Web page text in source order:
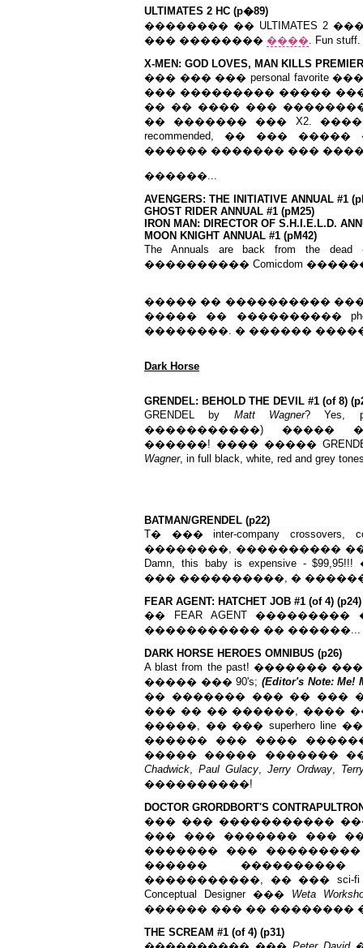
ULTIMATES 2 HC (p�89)
�������� �� ULTIMATES 2
��� �������� ����. Fun stuff.
X-MEN: GOD LOVES, MAN KILLS
��� ��� ��� personal favorite
��� ��������� �����
�� �� ���� ���
�� ������� ��� X2.
recommended, �� ���
������ ������� ���
������...
AVENGERS: THE INITIATIVE ANNUAL #1
GHOST RIDER ANNUAL #1 (pM25)
IRON MAN: DIRECTOR OF S.H.I.E.L.D.
MOON KNIGHT ANNUAL #1 (pM42)
The Annuals are back from the
���������� Comicdom ������
����� �� ����������
����� �� ����������
��������. � ������
Dark Horse
GRENDEL: BEHOLD THE DEVIL #1 (of 8)
GRENDEL by Matt Wagner? Yes,
�����������) �����
������! ���� �����
Wagner, in full black, white, red and
BATMAN/GRENDEL (p22)
T� ��� inter-company
��������, ����������
Damn, this baby is expensive -
��� ����������, �
FEAR AGENT: HATCH ET JOB #1 (of 4) (p24)
�� FEAR AGENT
����������� �� ������...
DARK HORSE HEROES OMNIBUS (p26)
A blast from the past! �������
����� ��� 90's; (Editor's Note: Me!
�� ������� ��� �� ���
��� �� �� ������, ����
�����, �� ��� superhero
������ ��� ����
����� ����� �������
Chadwick, Paul Gulacy, Jerry Ordway,
����������!
DOCTOR GRORDBORT'S
��� ��� �����������
��� ��� ������� ���
������� ��� ���������
������
�����������, �� ��� sci-
Conceptual Designer ��� Weta
������ ��� �� �������� ��
THE SCREAM #1 (of 4) (p31)